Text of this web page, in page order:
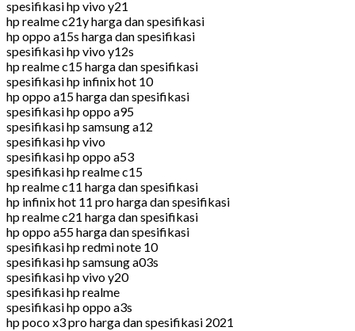
spesifikasi hp vivo y21
hp realme c21y harga dan spesifikasi
hp oppo a15s harga dan spesifikasi
spesifikasi hp vivo y12s
hp realme c15 harga dan spesifikasi
spesifikasi hp infinix hot 10
hp oppo a15 harga dan spesifikasi
spesifikasi hp oppo a95
spesifikasi hp samsung a12
spesifikasi hp vivo
spesifikasi hp oppo a53
spesifikasi hp realme c15
hp realme c11 harga dan spesifikasi
hp infinix hot 11 pro harga dan spesifikasi
hp realme c21 harga dan spesifikasi
hp oppo a55 harga dan spesifikasi
spesifikasi hp redmi note 10
spesifikasi hp samsung a03s
spesifikasi hp vivo y20
spesifikasi hp realme
spesifikasi hp oppo a3s
hp poco x3 pro harga dan spesifikasi 2021